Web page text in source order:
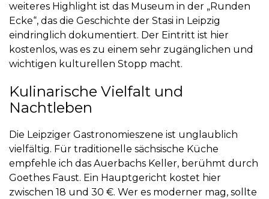
weiteres Highlight ist das Museum in der „Runden
Ecke“, das die Geschichte der Stasi in Leipzig
eindringlich dokumentiert. Der Eintritt ist hier
kostenlos, was es zu einem sehr zugänglichen und
wichtigen kulturellen Stopp macht.
Kulinarische Vielfalt und
Nachtleben
Die Leipziger Gastronomieszene ist unglaublich
vielfältig. Für traditionelle sächsische Küche
empfehle ich das Auerbachs Keller, berühmt durch
Goethes Faust. Ein Hauptgericht kostet hier
zwischen 18 und 30 €. Wer es moderner mag, sollte